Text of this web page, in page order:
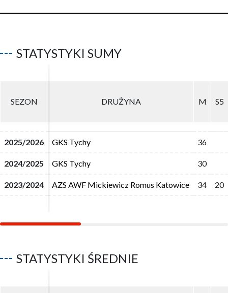
STATYSTYKI SUMY
SEZON DRUŻYNA M S5
2025/2026 GKS Tychy 36
2024/2025 GKS Tychy 30
2023/2024 AZS AWF Mickiewicz Romus Katowice 34 20
SEZON DRUŻYNA M S5
2025/2026 GKS Tychy 36
2024/2025 GKS Tychy 30
2023/2024 AZS AWF Mickiewicz Romus Katowice 34 20
STATYSTYKI ŚREDNIE